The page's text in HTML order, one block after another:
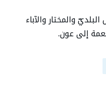
والمختار والآباء
إلى عون.